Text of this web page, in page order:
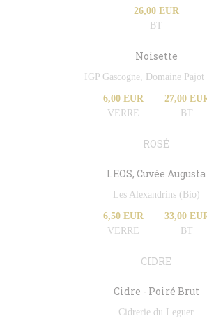
26,00 EUR
BT
Noisette
IGP Gascogne, Domaine
6,00 EUR
VERRE
27,00
BT
ROSÉ
LEOS, Cuvée Augusta
Les Alexandrins (Bio)
6,50 EUR
VERRE
33,00
BT
CIDRE
Cidre - Poiré Brut
Cidrerie du Leguer